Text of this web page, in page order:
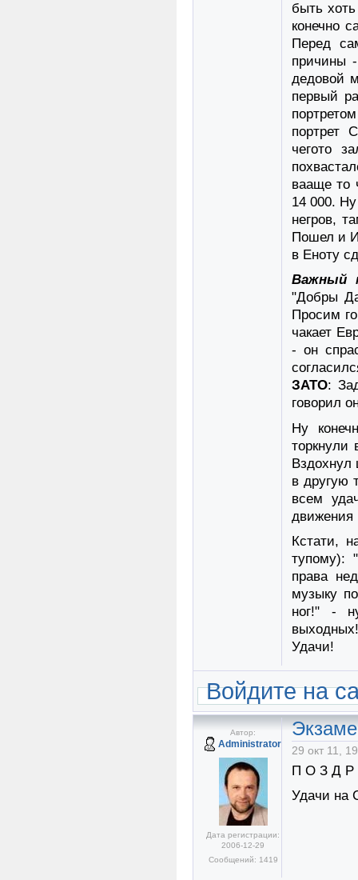
быть
конечно
Перед
причины
дедовой
первый
портрет
чегото
вааще то
14 000.
негров,
Пошел и
в Еноту
Важный
"Добры
Просим
чакает
- он
ЗАТО:
говорил
Ну
торкнули
Вздохнул
в другую
всем
движения
Кстати,
тупому):
права
музыку
ног!" -
Удачи!
Войдите на
Автор:
Administrator
Дата регистрации:
2006-12-29
Сообщений: 1419
29 окт 11,
П О З Д
Удачи на